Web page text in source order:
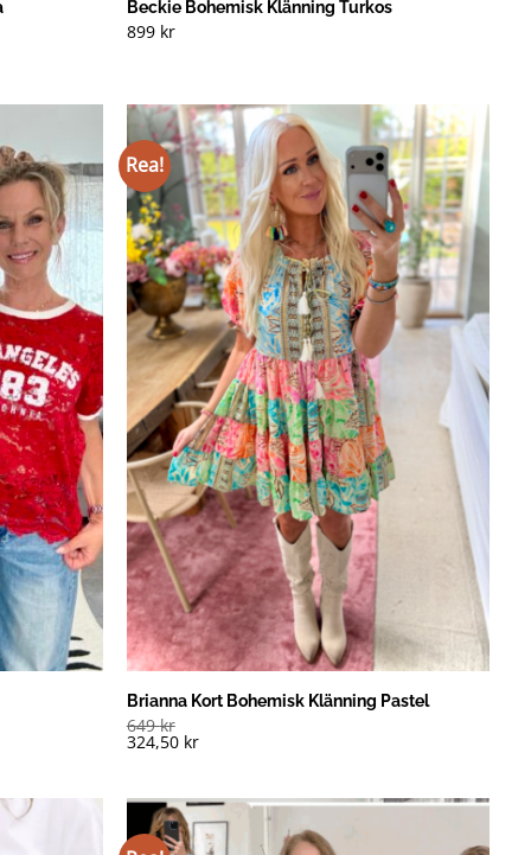
Beckie Bohemisk Klänning Turkos
899 kr
Rea!
Brianna Kort Bohemisk Klänning Pastel
649kr
324,50 kr